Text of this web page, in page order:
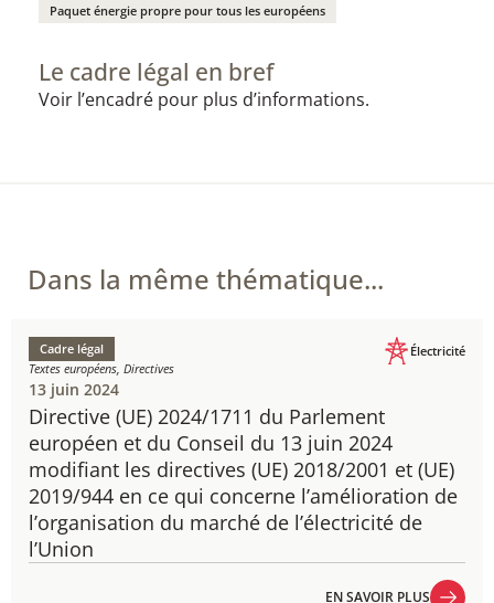
Paquet énergie propre pour tous les européens
Le cadre légal en bref
Voir l’encadré pour plus d’informations.
Dans la même thématique...
Directive (UE) 2024/1711 du Parlement
européen et du Conseil du 13 juin 2024
modifiant les directives (UE) 2018/2001 et (UE)
2019/944 en ce qui concerne l’amélioration de
l’organisation du marché de l’électricité de
l’Union
Cadre légal
Textes européens, Directives
Électricité
13 juin 2024
EN SAVOIR PLUS